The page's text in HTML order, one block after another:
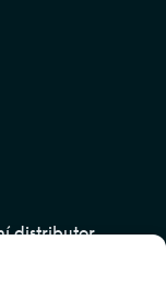
distributor